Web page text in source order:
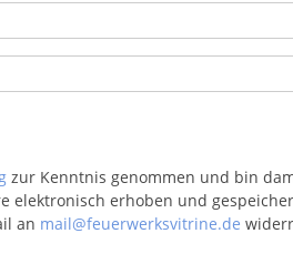
zur Kenntnis genommen und bin
elektronisch erhoben und
an mail@feuerwerksvitrine.de